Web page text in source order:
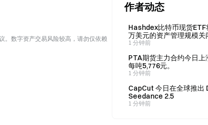
。数字资产交易风险较高，请勿仅依赖
作者动态
Hashdex比特币现货ETF
万美元的资产管理规模关
推出以来首只在美国关闭
1 分钟前
PTA期货主力合约今日上
每吨5,776元。
1 分钟前
CapCut 今日在全球推出
Seedance 2.5
1 分钟前